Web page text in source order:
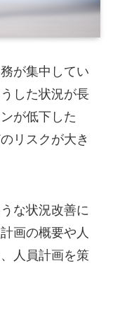
が集中してい
した状況が長
が低下した
リスクが大き
な状況改善に
画の概要や人
人員計画を策